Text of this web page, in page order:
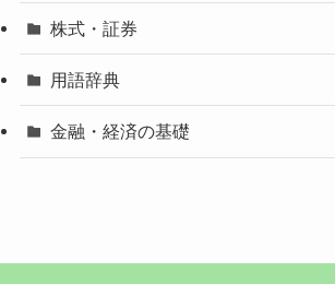
株式・証券
用語辞典
金融・経済の基礎